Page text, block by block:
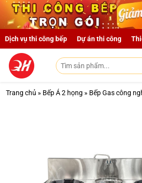
Skip to main content
Dịch vụ thi công bếp Dự án thi công
Trang chủ » Bếp Á 2 họng » Bếp Gas công